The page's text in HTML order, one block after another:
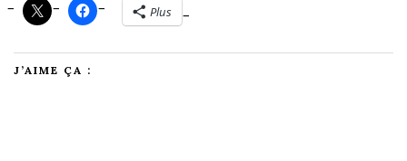
Plus
J’AIME ÇA :